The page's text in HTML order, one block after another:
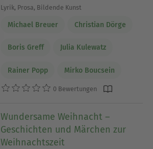
Lyrik, Prosa, Bildende Kunst
Michael Breuer Christian Dörge
Boris Greff Julia Kulewatz
Rainer Popp Mirko Boucsein
0 Bewertungen
Wundersame Weihnacht –
Geschichten und Märchen zur
Weihnachtszeit